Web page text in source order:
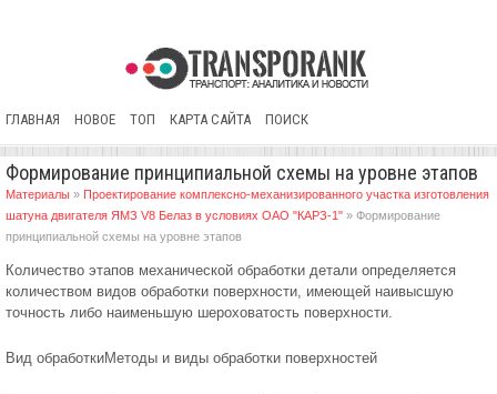
ГЛАВНАЯ НОВОЕ ТОП КАРТА САЙТА ПОИСК
Формирование принципиальной схемы на уровне этапов
Материалы » Проектирование комплексно-механизированного участка изготовления
шатуна двигателя ЯМЗ V8 Белаз в условиях ОАО "КАРЗ-1" » Формирование
принципиальной схемы на уровне этапов
Количество этапов механической обработки детали определяется
количеством видов обработки поверхности, имеющей наивысшую
точность либо наименьшую шероховатость поверхности.
Вид обработкиМетоды и виды обработки поверхностей